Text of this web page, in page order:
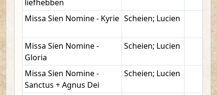
liefhebben
Missa Sien Nomine - Kyrie Scheien; Lucien
Missa Sien Nomine -
Gloria
Scheien; Lucien
Missa Sien Nomine -
Sanctus + Agnus Dei
Scheien; Lucien